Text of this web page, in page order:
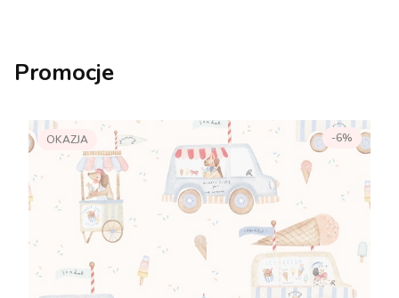
Promocje
OKAZJA -6%